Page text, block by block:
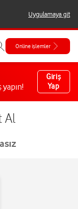
Uygulamaya git
Online işlemler
Giriş
Yap
Al